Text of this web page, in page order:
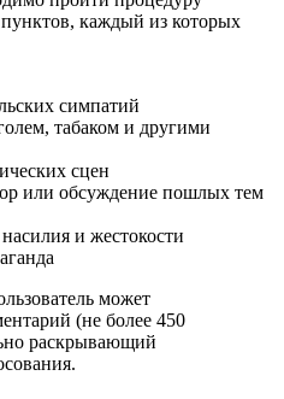
каждый из которых
симпатий
табаком и другими
сцен
или обсуждение пошлых тем
и жестокости
может
(не более 450
раскрывающий